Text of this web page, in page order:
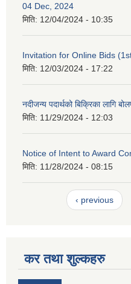
04 Dec, 2024
मिति: 12/04/2024 - 10:35
Invitation for Online Bids
मिति: 12/03/2024 - 17:22
नदीजन्य पदार्थको बिक्रिका लागि
मिति: 11/29/2024 - 12:03
Notice of Intent to Award
मिति: 11/28/2024 - 08:15
‹ previous
कर तथा शुल्कहरु